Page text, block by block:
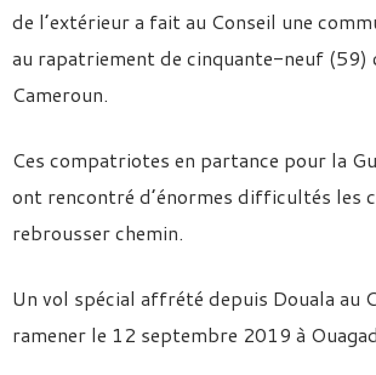
de l’extérieur a fait au Conseil une
au rapatriement de cinquante-neuf (59)
Cameroun.
Ces compatriotes en partance pour la
ont rencontré d’énormes difficultés les
rebrousser chemin.
Un vol spécial affrété depuis Douala au
ramener le 12 septembre 2019 à